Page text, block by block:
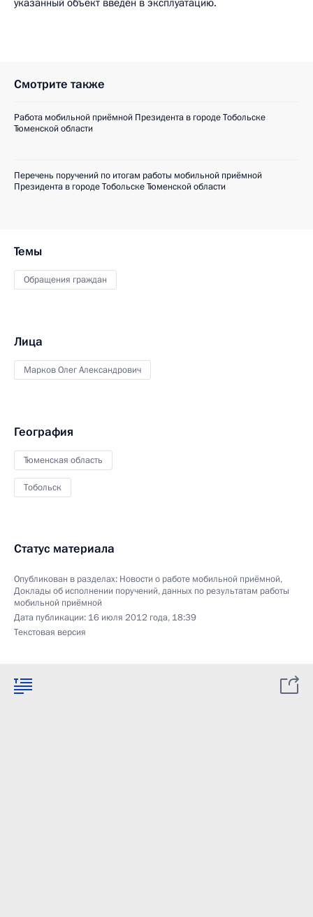
указанный объект введён в эксплуатацию.
Смотрите также
Работа мобильной приёмной Президента в городе Тобольске
Тюменской области
Перечень поручений по итогам работы мобильной приёмной
Президента в городе Тобольске Тюменской области
Темы
Обращения граждан
Лица
Марков Олег Александрович
География
Тюменская область
Тобольск
Статус материала
Опубликован в разделах: Новости о работе мобильной приёмной,
Доклады об исполнении поручений, данных по результатам работы
мобильной приёмной
Дата публикации: 16 июля 2012 года, 18:39
Текстовая версия